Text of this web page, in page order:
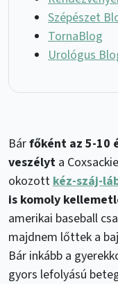
Bárfőként az 5-10
veszélyt a
okozottkéz-száj-
is komoly
amerikai baseball
majdnem lőttek a
Bár inkább a
gyors lefolyású
Szépészet
TornaBlog
Urológus